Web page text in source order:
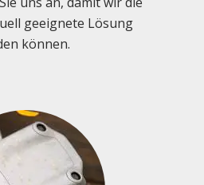
geeignete Lösung
können.